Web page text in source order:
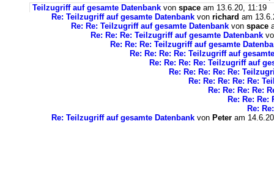
Teilzugriff auf gesamte Datenbank von space am 13.6.20, 11:19
Re: Teilzugriff auf gesamte Datenbank von richard am
Re: Re: Teilzugriff auf gesamte Datenbank von space
Re: Re: Re: Teilzugriff auf gesamte Datenbank
Re: Re: Re: Teilzugriff auf gesamte
Re: Re: Re: Re: Teilzugriff auf
Re: Re: Re: Re: Teilzugriff auf
Re: Re: Re: Re: Re:
Re: Re: Re: Re: Re:
Re: Re: Re: Re:
Re: Re: Re:
Re:
Re: Teilzugriff auf gesamte Datenbank von Peter am